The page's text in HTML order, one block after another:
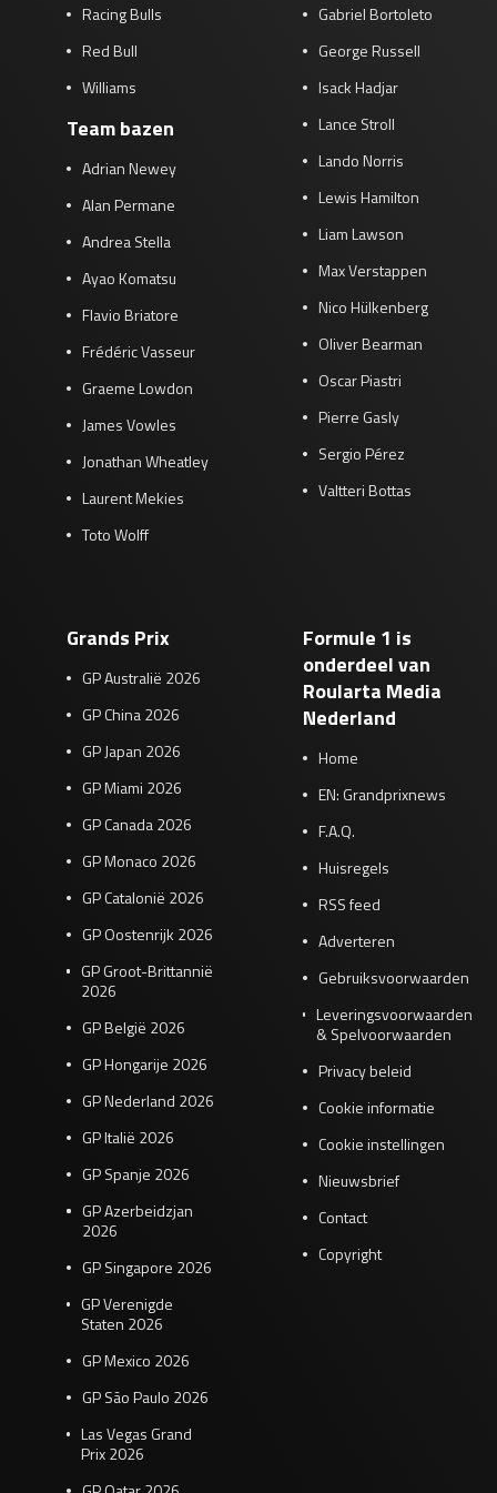
Racing Bulls
Red Bull
Williams
Team bazen
Adrian Newey
Alan Permane
Andrea Stella
Ayao Komatsu
Flavio Briatore
Frédéric Vasseur
Graeme Lowdon
James Vowles
Jonathan Wheatley
Laurent Mekies
Toto Wolff
Gabriel Bortoleto
George Russell
Isack Hadjar
Lance Stroll
Lando Norris
Lewis Hamilton
Liam Lawson
Max Verstappen
Nico Hülkenberg
Oliver Bearman
Oscar Piastri
Pierre Gasly
Sergio Pérez
Valtteri Bottas
Grands Prix
GP Australië 2026
GP China 2026
GP Japan 2026
GP Miami 2026
GP Canada 2026
GP Monaco 2026
GP Catalonië 2026
GP Oostenrijk 2026
GP Groot-Brittannië
2026
GP België 2026
GP Hongarije 2026
GP Nederland 2026
GP Italië 2026
GP Spanje 2026
GP Azerbeidzjan
2026
GP Singapore 2026
GP Verenigde
Staten 2026
GP Mexico 2026
GP São Paulo 2026
Las Vegas Grand
Prix 2026
Formule 1 is
onderdeel van
Roularta Media
Nederland
Home
EN: Grandprixnews
F.A.Q.
Huisregels
RSS feed
Adverteren
Gebruiksvoorwaarden
Leveringsvoorwaarden
& Spelvoorwaarden
Privacy beleid
Cookie informatie
Cookie instellingen
Nieuwsbrief
Contact
Copyright